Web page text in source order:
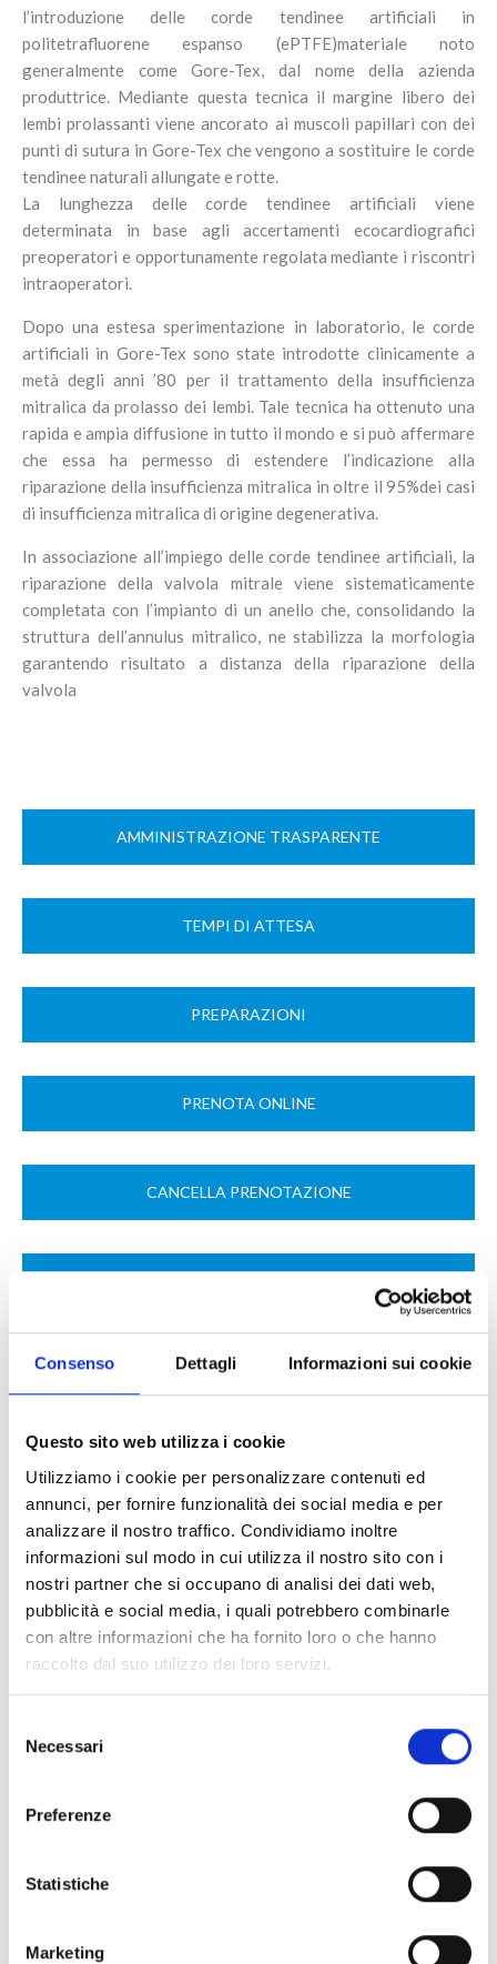
Consenso Dettagli Informazioni sui cookie
Questo sito web utilizza i cookie
Utilizziamo i cookie per personalizzare contenuti ed
annunci, per fornire funzionalità dei social media e per
analizzare il nostro traffico. Condividiamo inoltre
informazioni sul modo in cui utilizza il nostro sito con i
nostri partner che si occupano di analisi dei dati web,
pubblicità e social media, i quali potrebbero combinarle
con altre informazioni che ha fornito loro o che hanno
raccolto dal suo utilizzo dei loro servizi.
delNecessari
Preferenze
Statistiche
Marketing
l’introduzione delle corde tendinee artificiali in
politetrafluorene espanso (ePTFE)materiale noto
generalmente come Gore-Tex, dal nome della azienda
produttrice. Mediante questa tecnica il margine libero dei
lembi prolassanti viene ancorato ai muscoli papillari con dei
punti di sutura in Gore-Tex che vengono a sostituire le corde
tendinee naturali allungate e rotte.
La lunghezza delle corde tendinee artificiali viene
determinata in base agli accertamenti ecocardiografici
preoperatori e opportunamente regolata mediante i riscontri
intraoperatori.
Dopo una estesa sperimentazione in laboratorio, le corde
artificiali in Gore-Tex sono state introdotte clinicamente a
metà degli anni ’80 per il trattamento della insufficienza
mitralica da prolasso dei lembi. Tale tecnica ha ottenuto una
rapida e ampia diffusione in tutto il mondo e si può affermare
che essa ha permesso di estendere l’indicazione alla
riparazione della insufficienza mitralica in oltre il 95%dei casi
di insufficienza mitralica di origine degenerativa.
In associazione all’impiego delle corde tendinee artificiali, la
riparazione della valvola mitrale viene sistematicamente
completata con l’impianto di un anello che, consolidando la
struttura dell’annulus mitralico, ne stabilizza la morfologia
garantendo risultato a distanza della riparazione della
valvola
AMMINISTRAZIONE TRASPARENTE
TEMPI DI ATTESA
PREPARAZIONI
PRENOTA ONLINE
CANCELLA PRENOTAZIONE
ODONTOSTOMATOLOGIA
POLICLINICO DELLO SPORT
LABORATORIO E ANALISI
NUOVI PACCHETTI SALUTE
La chirurgia mininvasiva
La chirurgia a cuore battente